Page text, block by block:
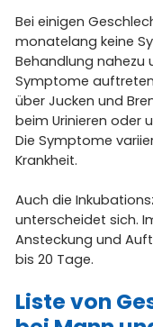
Bei einigen
monatelang keine
Behandlung nahezu
Symptome
über Jucken und
beim Urinieren oder
Die Symptome
Krankheit.
Auch die
unterscheidet sich.
Ansteckung und
bis 20 Tage.
Liste von